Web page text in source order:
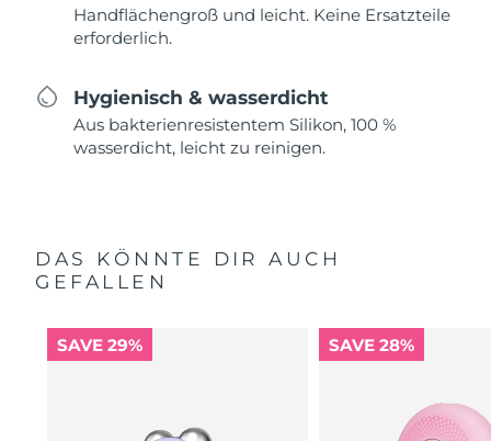
Handflächengroß und leicht. Keine Ersatzteile
erforderlich.
Hygienisch & wasserdicht
Aus bakterienresistentem Silikon, 100 %
wasserdicht, leicht zu reinigen.
DAS KÖNNTE DIR AUCH
GEFALLEN
SAVE 29% SAVE 28%